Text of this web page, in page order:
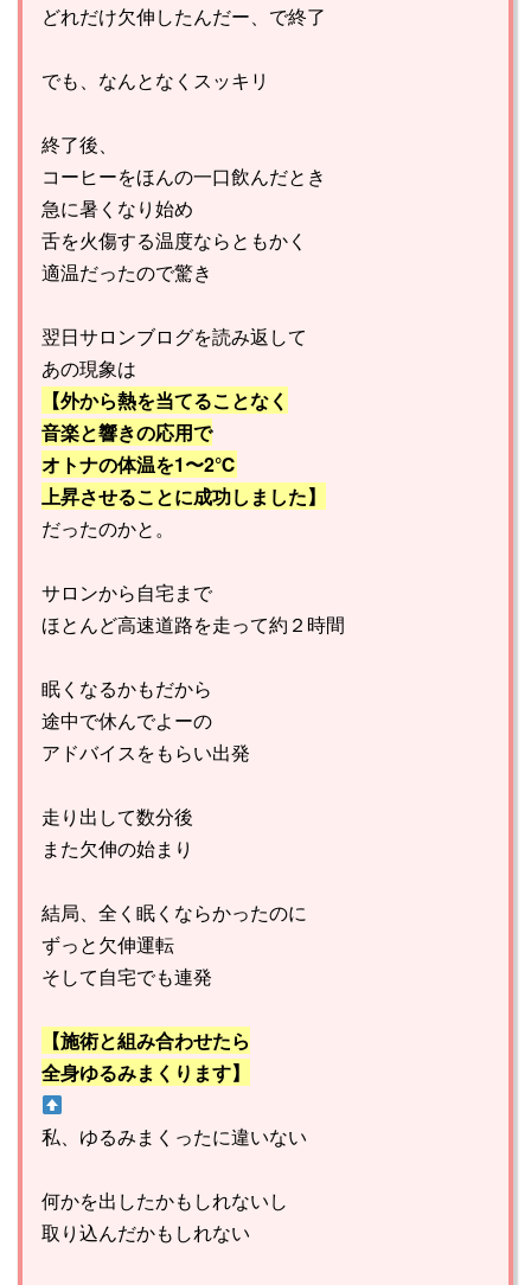
どれだけ欠伸したんだー、で終了
でも、なんとなくスッキリ
終了後、
コーヒーをほんの一口飲んだとき
急に暑くなり始め
舌を火傷する温度ならともかく
適温だったので驚き
翌日サロンブログを読み返して
あの現象は
【外から熱を当てることなく
音楽と響きの応用で
オトナの体温を1〜2℃
上昇させることに成功しました】
だったのかと。
サロンから自宅まで
ほとんど高速道路を走って約２時間
眠くなるかもだから
途中で休んでよーの
アドバイスをもらい出発
走り出して数分後
また欠伸の始まり
結局、全く眠くならかったのに
ずっと欠伸運転
そして自宅でも連発
【施術と組み合わせたら
全身ゆるみまくります】
私、ゆるみまくったに違いない
何かを出したかもしれないし
取り込んだかもしれない